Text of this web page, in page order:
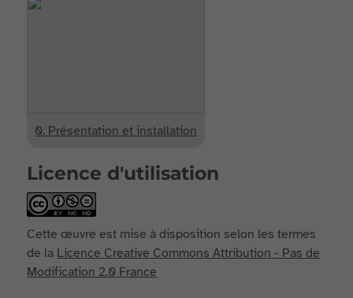
0. Présentation et installation
Licence d'utilisation
Cette œuvre est mise à disposition selon les termes
de la Licence Creative Commons Attribution - Pas de
Modification 2.0 France